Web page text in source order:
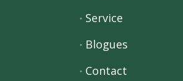
Service
Blogues
Contact